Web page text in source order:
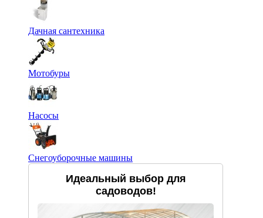
Дачная сантехника
Мотобуры
Насосы
Снегоуборочные машины
Идеальный выбор для
садоводов!